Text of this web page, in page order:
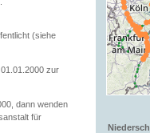
(siehe
zur
dann wenden
für